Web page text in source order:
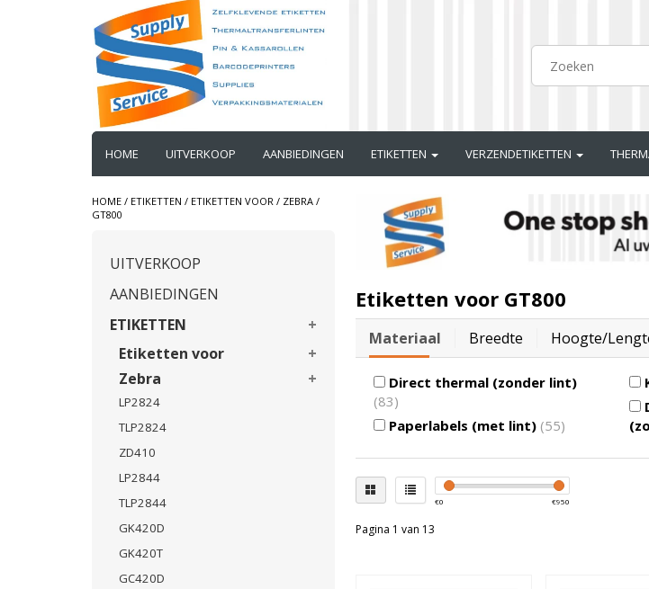
HOME UITVERKOOP AANBIEDINGEN ETIKETTEN VERZENDETIKETTEN
HOME / ETIKETTEN / ETIKETTEN VOOR / ZEBRA /
GT800
UITVERKOOP
AANBIEDINGEN
ETIKETTEN
Etiketten voor
Zebra
LP2824
TLP2824
ZD410
LP2844
TLP2844
GK420D
GK420T
GC420D
Etiketten voor GT800
Materiaal Breedte Hoogte/
Direct thermal (zonder lint)
(83)
Paperlabels (met lint) (55)
€0 €950
Pagina 1 van 13